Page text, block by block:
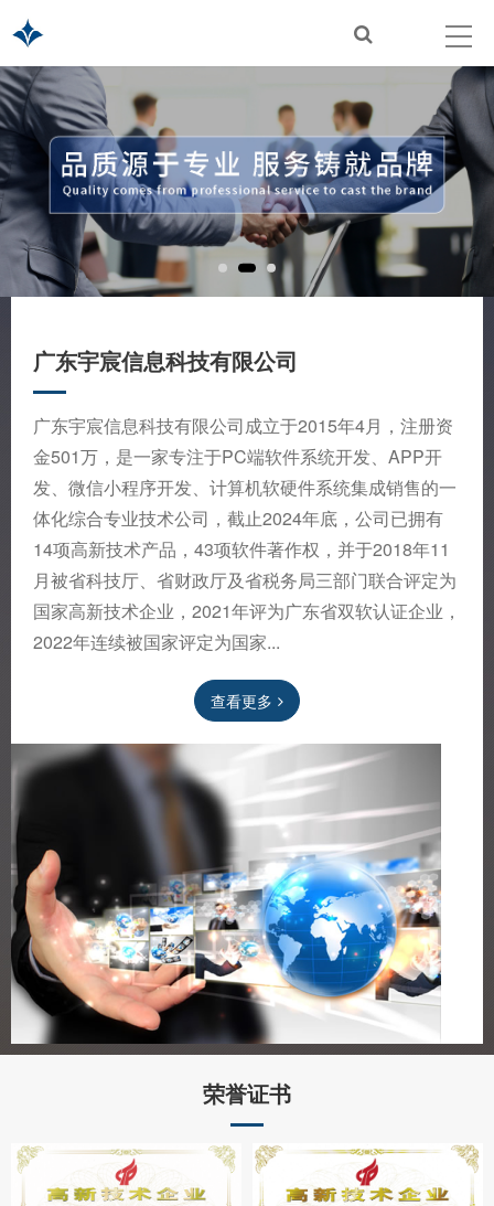
广东宇宸信息科技有限公司
广东宇宸信息科技有限公司成立于2015年4月，注册资
金501万，是一家专注于PC端软件系统开发、APP开
发、微信小程序开发、计算机软硬件系统集成销售的一
体化综合专业技术公司，截止2024年底，公司已拥有
14项高新技术产品，43项软件著作权，并于2018年11
月被省科技厅、省财政厅及省税务局三部门联合评定为
国家高新技术企业，2021年评为广东省双软认证企业，
2022年连续被国家评定为国家...
查看更多
荣誉证书